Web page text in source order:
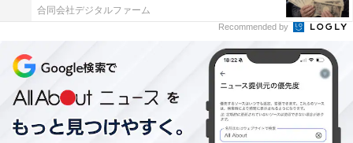
合同会社デジタルファーム
Recommended by